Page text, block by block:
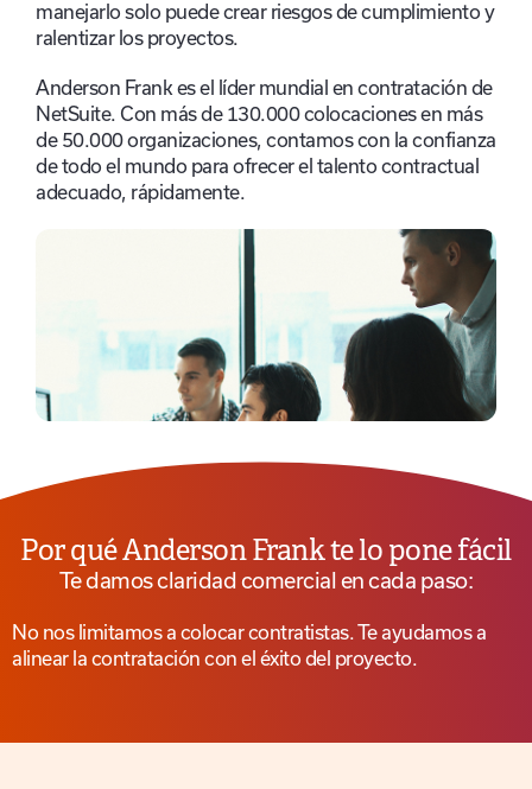
manejarlo solo puede crear riesgos de cumplimiento y
ralentizar los proyectos.
Anderson Frank es el líder mundial en contratación de
NetSuite. Con más de 130.000 colocaciones en más
de 50.000 organizaciones, contamos con la confianza
de todo el mundo para ofrecer el talento contractual
adecuado, rápidamente.
Por qué Anderson Frank te lo pone fácil
Te damos claridad comercial en cada paso:
No nos limitamos a colocar contratistas. Te ayudamos a
alinear la contratación con el éxito del proyecto.